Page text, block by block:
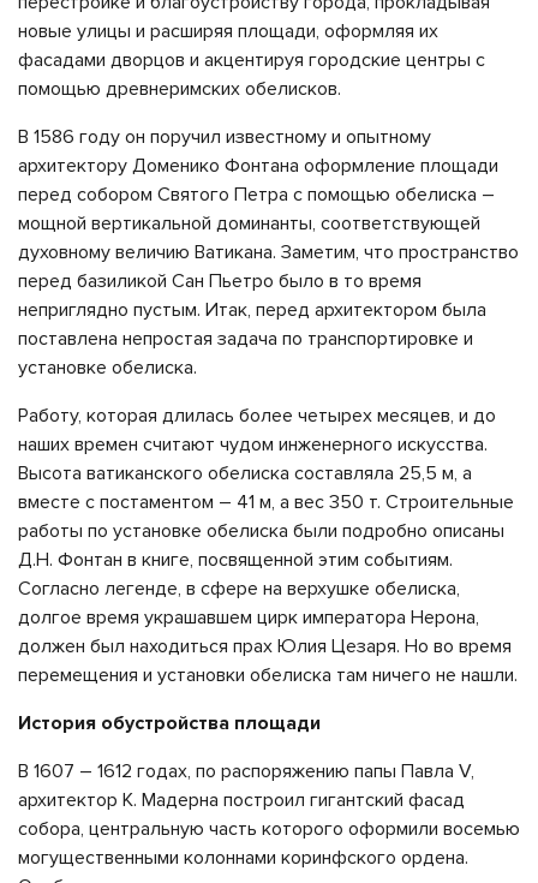
новые улицы и расширяя площади, оформляя их
фасадами дворцов и акцентируя городские центры с
помощью древнеримских обелисков.
В 1586 году он поручил известному и опытному
архитектору Доменико Фонтана оформление площади
перед собором Святого Петра с помощью обелиска –
мощной вертикальной доминанты, соответствующей
духовному величию Ватикана. Заметим, что пространство
перед базиликой Сан Пьетро было в то время
неприглядно пустым. Итак, перед архитектором была
поставлена ​​непростая задача по транспортировке и
установке обелиска.
Работу, которая длилась более четырех месяцев, и до
наших времен считают чудом инженерного искусства.
Высота ватиканского обелиска составляла 25,5 м, а
вместе с постаментом – 41 м, а вес 350 т. Строительные
работы по установке обелиска были подробно описаны
Д.Н. Фонтан в книге, посвященной этим событиям.
Согласно легенде, в сфере на верхушке обелиска,
долгое время украшавшем цирк императора Нерона,
должен был находиться прах Юлия Цезаря. Но во время
перемещения и установки обелиска там ничего не нашли.
История обустройства площади
В 1607 – 1612 годах, по распоряжению папы Павла V,
архитектор К. Мадерна построил гигантский фасад
собора, центральную часть которого оформили восемью
могущественными колоннами коринфского ордена.